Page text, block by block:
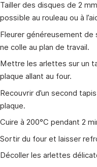
Tailler des disques de 2
possible au rouleau ou à
Fleurer généreusement
ne colle au plan de travail.
Mettre les arlettes sur un
plaque allant au four.
Recouvrir d’un second
plaque.
Cuire à 200°C pendant 2
Sortir du four et laisser
Décoller les arlettes